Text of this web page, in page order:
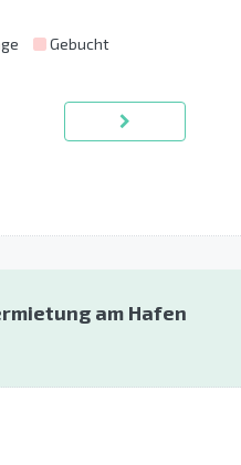
Gebucht
am Hafen